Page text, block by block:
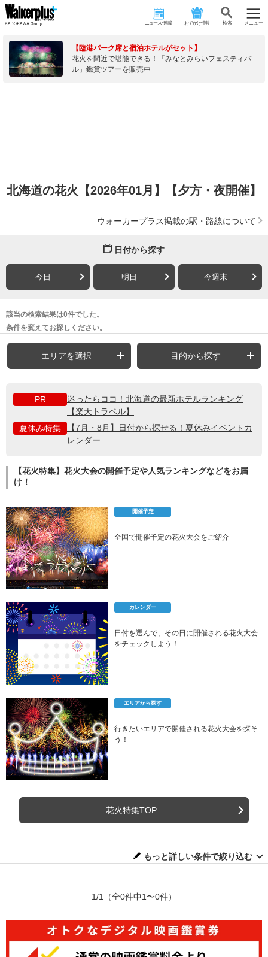
ニュース･連載 おでかけ情報 検 索 メニュー
【臨港パーク席と宿泊ホテルがセット】
花火を間近で堪能できる！「みなとみらいフェスティバ
ル」鑑賞ツアーを販売中
北海道の花火【2026年01月】【夕方・夜開催】
ウォーカープラス掲載の駅・路線について
日付から探す
今日 明日 今週末
該当の検索結果は0件でした。
条件を変えてお探しください。
エリアを選択 目的から探す
PR
迷ったらココ！北海道の最新ホテルランキング
【楽天トラベル】
夏休み特集
【7月・8月】日付から探せる！夏休みイベントカ
レンダー
【花火特集】花火大会の開催予定や人気ランキングなどをお届
け！
開催予定
全国で開催予定の花火大会をご紹介
カレンダー
日付を選んで、その日に開催される花火大会
をチェックしよう！
エリアから探す
行きたいエリアで開催される花火大会を探そ
う！
花火特集TOP
もっと詳しい条件で絞り込む
1/1 （全0件中1〜0件）